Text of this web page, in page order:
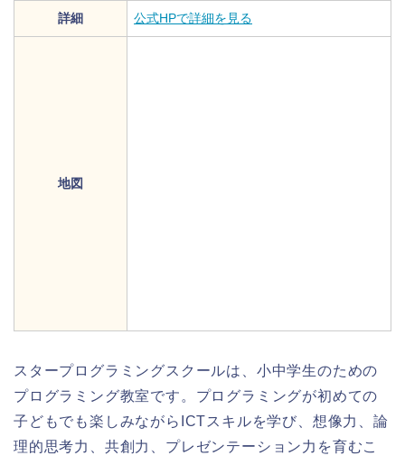
詳細 公式HPで詳細を見る
地図
スタープログラミングスクールは、小中学生のための
プログラミング教室です。プログラミングが初めての
子どもでも楽しみながらICTスキルを学び、想像力、論
理的思考力、共創力、プレゼンテーション力を育むこ